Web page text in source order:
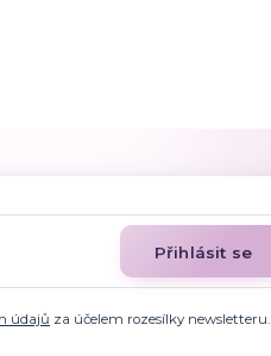
Přihlásit se
údajů za účelem rozesílky newsletteru.